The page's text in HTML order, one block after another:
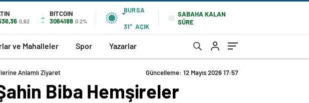
0,62
BITCOIN
3064188 0.2%
BURSA
31° AÇIK
SABAHA KALAN
SÜRE
ve Mahalleler Spor Yazarlar
Anlamlı Ziyaret Güncelleme: 12 Mayıs 2026 17:57
Biba Hemşireler